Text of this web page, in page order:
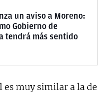
un aviso a Moreno:
Gobierno de
tendrá más sentido
muy similar a la de